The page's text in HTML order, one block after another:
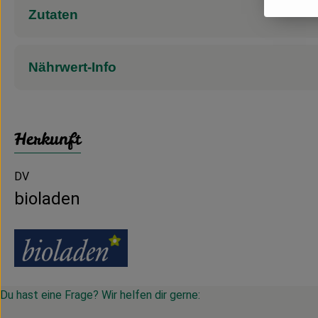
Zutaten
Nährwert-Info
Herkunft
DV
bioladen
Du hast eine Frage? Wir helfen dir gerne: